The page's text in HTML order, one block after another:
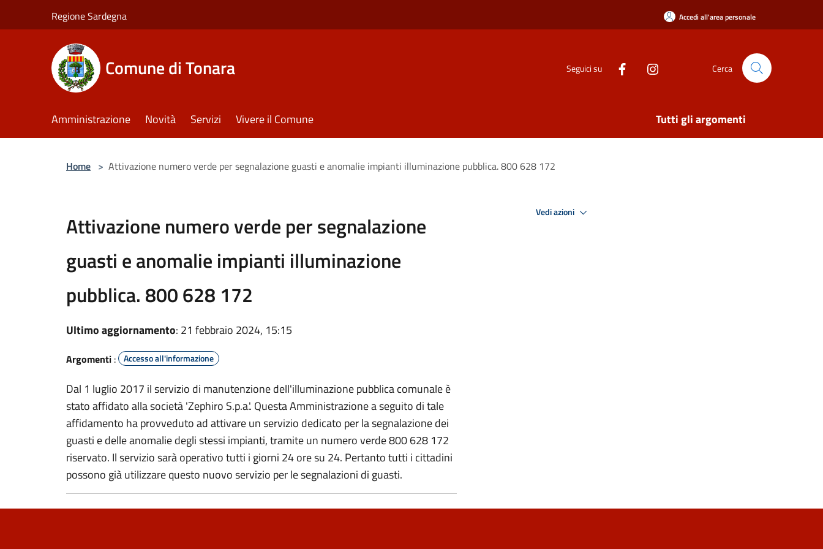
Regione Sardegna Accedi all'area personale
Comune di Tonara Seguici su Cerca
Amministrazione Novità Servizi Vivere il Comune Tutti gli argomenti
Home > Attivazione numero verde per segnalazione guasti e anomalie impianti illuminazione pubblica. 800 628 172
Attivazione numero verde per segnalazione
guasti e anomalie impianti illuminazione
pubblica. 800 628 172
Ultimo aggiornamento: 21 febbraio 2024, 15:15
Argomenti : Accesso all'informazione
Dal 1 luglio 2017 il servizio di manutenzione dell'illuminazione pubblica comunale è
stato affidato alla società 'Zephiro S.p.a.'. Questa Amministrazione a seguito di tale
affidamento ha provveduto ad attivare un servizio dedicato per la segnalazione dei
guasti e delle anomalie degli stessi impianti, tramite un numero verde 800 628 172
riservato. Il servizio sarà operativo tutti i giorni 24 ore su 24. Pertanto tutti i cittadini
possono già utilizzare questo nuovo servizio per le segnalazioni di guasti.
Vedi azioni